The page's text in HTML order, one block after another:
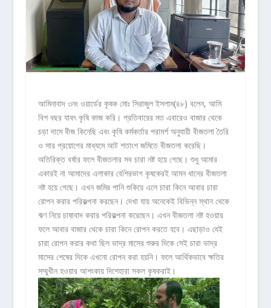
আমিনাবাদ ৩নং ওয়ার্ডের কৃষক মোঃ সিরাজুল ইসলাম(৪৮) বলেন, আমি
বিশ বছর যাবৎ কৃষি কাজ করি। প্রতিবারের মত এবারেও বাজার থেকে
চড়া দামে বীজ কিনেছি এবং কৃষি কর্মকর্তার পরামর্শ অনুযায়ী বীজতলা তৈরি
ও সার প্রয়োগের মাধ্যমে আট শতাংশ জমিতে বীজতলা করেছি।
অতিরিক্ত বর্ষার ফলে বীজতলার সব চারা নষ্ট হয়ে গেছে। শুধু আমার
একারই না আমাদের এলাকার বেশিরভাগ কৃষকেরই আমন ধানের বীজতলা
নষ্ট হয়ে গেছে। এখন জমির পানি শুকিয়ে এলে চারা কিনে আবার চারা
রোপন করার পরিকল্পনা করছেন। দেখা যায় অনেকেই বিভিন্ন স্থান থেকে
ঋণ নিয়ে চাষাবাদ করার পরিকল্পনা করেছেন। এখন বীজতলা নষ্ট হওয়ার
ফলে আবার বাজার থেকে চারা কিনে রোপন করতে হবে। এছাড়াও যেই
চারা রোপন করার কথা ছিল ভাদ্র মাসের শুরুর দিকে সেই চারা ভাদ্র
মাসের শেষের দিকে এখনো রোপন করা হয়নি। ফলে আর্থিকভাবে ক্ষতির
সম্মুখীন হওয়ার আশংকায় দিশেহারা সকল কৃষকরাই।